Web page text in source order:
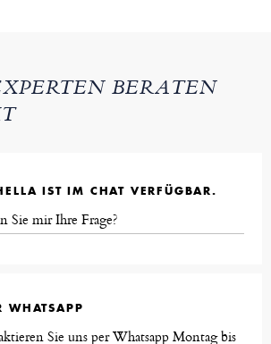
BERATEN
IST IM CHAT VERFÜGBAR.
Sie mir Ihre Frage?
WHATSAPP
Sie uns per Whatsapp Montag bis